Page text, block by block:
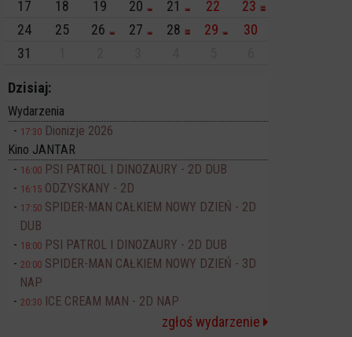
17
18 19 20 21 22
23
24
25 26 27 28 29
30
31
Dzisiaj:
Wydarzenia
17:30 Dionizje 2026
Kino JANTAR
16:00 PSI PATROL I DINOZAURY - 2D DUB
16:15 ODZYSKANY - 2D
17:50 SPIDER-MAN CAŁKIEM NOWY DZIEŃ - 2D
DUB
18:00 PSI PATROL I DINOZAURY - 2D DUB
20:00 SPIDER-MAN CAŁKIEM NOWY DZIEŃ - 3D
NAP
20:30 ICE CREAM MAN - 2D NAP
zgłoś wydarzenie